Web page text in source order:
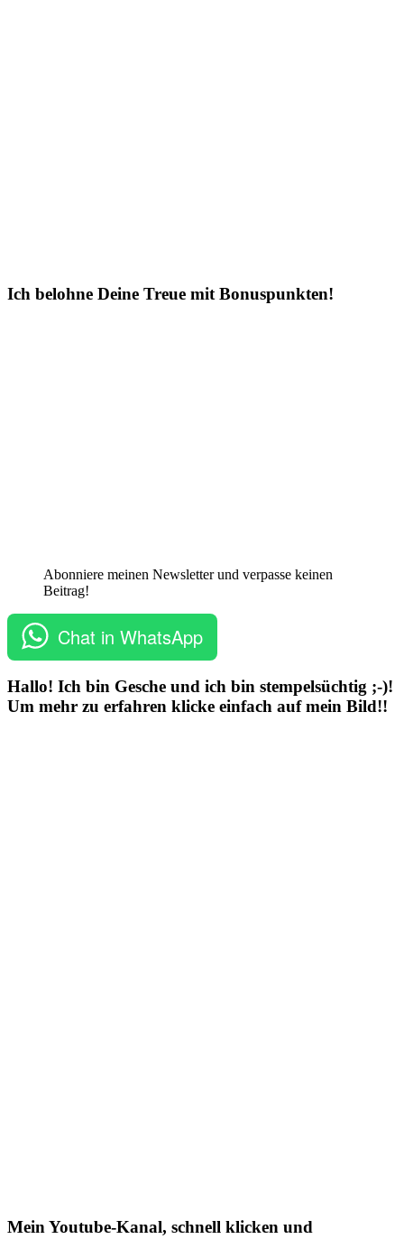
Ich belohne Deine Treue mit Bonuspunkten!
Abonniere meinen Newsletter und verpasse keinen
Beitrag!
Chat in WhatsApp
Hallo! Ich bin Gesche und ich bin stempelsüchtig ;-)!
Um mehr zu erfahren klicke einfach auf mein Bild!!
Mein Youtube-Kanal, schnell klicken und